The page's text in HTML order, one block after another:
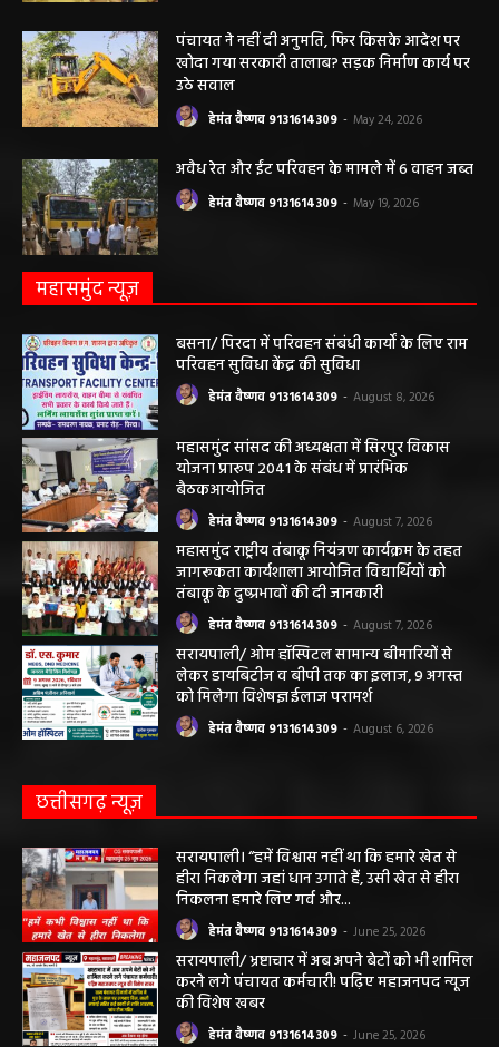
पंचायत ने नहीं दी अनुमति, फिर किसके आदेश पर
खोदा गया सरकारी तालाब? सड़क निर्माण कार्य पर
उठे सवाल
हेमंत वैष्णव 9131614309 - May 24, 2026
अवैध रेत और ईंट परिवहन के मामले में 6 वाहन जब्त
हेमंत वैष्णव 9131614309 - May 19, 2026
महासमुंद न्यूज़
बसना/ पिरदा में परिवहन संबंधी कार्यों के लिए राम
परिवहन सुविधा केंद्र की सुविधा
हेमंत वैष्णव 9131614309 - August 8, 2026
महासमुंद सांसद की अध्यक्षता में सिरपुर विकास
योजना प्रारूप 2041 के संबंध में प्रारंभिक
बैठकआयोजित
हेमंत वैष्णव 9131614309 - August 7, 2026
महासमुंद राष्ट्रीय तंबाकू नियंत्रण कार्यक्रम के तहत
जागरूकता कार्यशाला आयोजित विद्यार्थियों को
तंबाकू के दुष्प्रभावों की दी जानकारी
हेमंत वैष्णव 9131614309 - August 7, 2026
सरायपाली/ ओम हॉस्पिटल सामान्य बीमारियों से
लेकर डायबिटीज व बीपी तक का इलाज, 9 अगस्त
को मिलेगा विशेषज्ञ ईलाज परामर्श
हेमंत वैष्णव 9131614309 - August 6, 2026
छत्तीसगढ़ न्यूज़
सरायपाली। “हमें विश्वास नहीं था कि हमारे खेत से
हीरा निकलेगा जहां धान उगाते हैं, उसी खेत से हीरा
निकलना हमारे लिए गर्व और...
हेमंत वैष्णव 9131614309 - June 25, 2026
सरायपाली/ भ्रष्टाचार में अब अपने बेटों को भी शामिल
करने लगे पंचायत कर्मचारी! पढ़िए महाजनपद न्यूज
की विशेष खबर
हेमंत वैष्णव 9131614309 - June 25, 2026